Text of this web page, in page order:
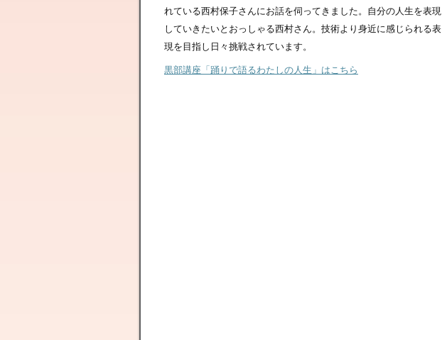
れている西村保子さんにお話を伺ってきました。自分の人生を表現
していきたいとおっしゃる西村さん。技術より身近に感じられる表
現を目指し日々挑戦されています。
黒部講座「踊りで語るわたしの人生」はこちら